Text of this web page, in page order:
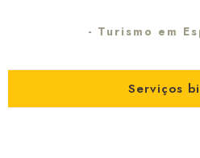
ALOJAMENTOS- Turismo em
Serviços